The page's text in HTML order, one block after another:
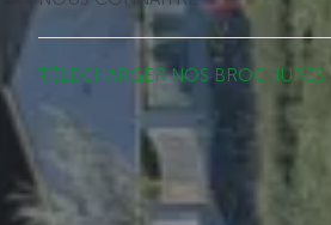
TÉLÉCHARGER NOS BROCHURES